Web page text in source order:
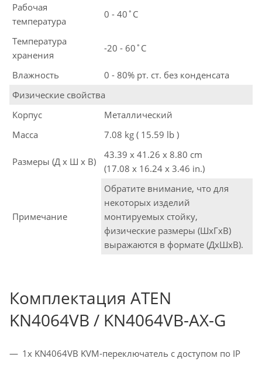
Рабочая
температура
0 - 40˚C
Температура
хранения
-20 - 60˚C
Влажность
0 - 80% рт. ст. без конденсата
Физические свойства
Корпус
Металлический
Масса
7.08 kg ( 15.59 lb )
Размеры (Д х Ш х В)
43.39 x 41.26 x 8.80 cm
(17.08 x 16.24 x 3.46 in.)
Примечание
Обратите внимание, что для
некоторых изделий
монтируемых стойку,
физические размеры (ШxГxВ)
выражаются в формате (ДxШxВ).
Комплектация ATEN
KN4064VB / KN4064VB-AX-G
1x KN4064VB KVM-переключатель с доступом по IP